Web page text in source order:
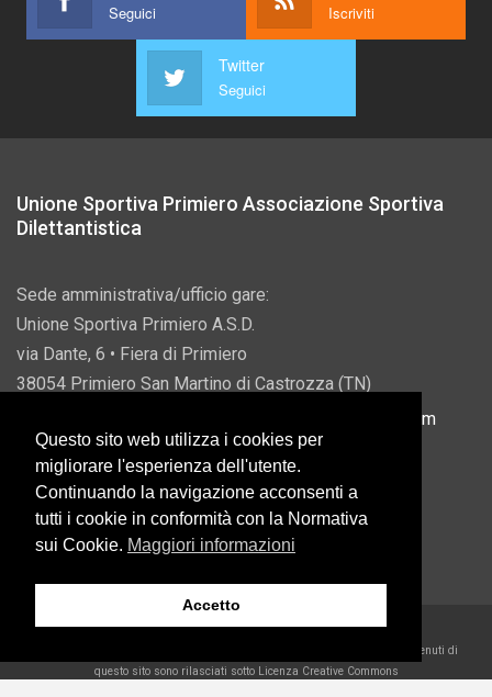
Seguici Iscriviti
Twitter
Seguici
Unione Sportiva Primiero Associazione Sportiva
Dilettantistica
Sede amministrativa/ufficio gare:
Unione Sportiva Primiero A.S.D.
via Dante, 6 • Fiera di Primiero
38054 Primiero San Martino di Castrozza (TN)
info@usprimiero.com
Vantaggi da Pubblica Amministrazione
Eccetto dove diversamente specificato, i contenuti di
questo sito sono rilasciati sotto Licenza Creative Commons
Questo sito web utilizza i cookies per
migliorare l'esperienza dell'utente.
Continuando la navigazione acconsenti a
tutti i cookie in conformità con la Normativa
sui Cookie. Maggiori informazioni
Accetto